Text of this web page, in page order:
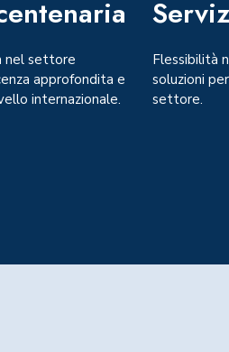
nel settore
approfondita e
internazionale.
Flessibilità
soluzioni
settore.